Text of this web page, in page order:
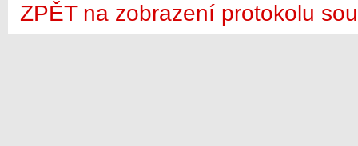
ZPĚT na zobrazení protokolu